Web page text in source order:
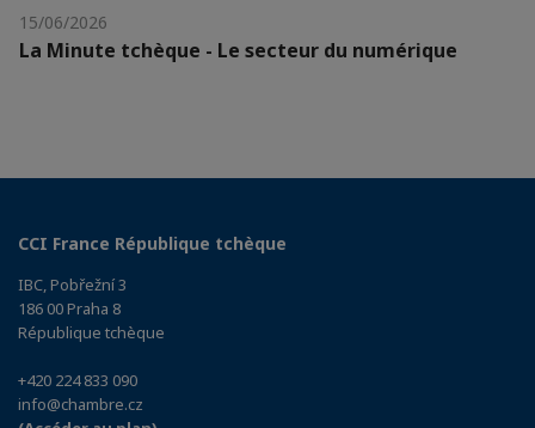
15/06/2026
La Minute tchèque - Le secteur du numérique
CCI France République tchèque
IBC, Pobřežní 3
186 00 Praha 8
République tchèque
+420 224 833 090
info@chambre.cz